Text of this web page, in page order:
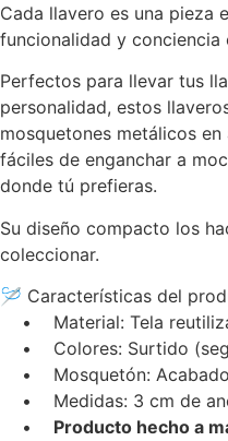
Cada llavero es una pieza
funcionalidad y
Perfectos para llevar tus
personalidad, estos
mosquetones metálicos
fáciles de enganchar a
donde tú prefieras.
Su diseño compacto los
coleccionar.
🪡 Características del
• Material: Tela
• Colores: Surtido
• Mosquetón: Acabado
• Medidas: 3 cm de
• Producto hecho a